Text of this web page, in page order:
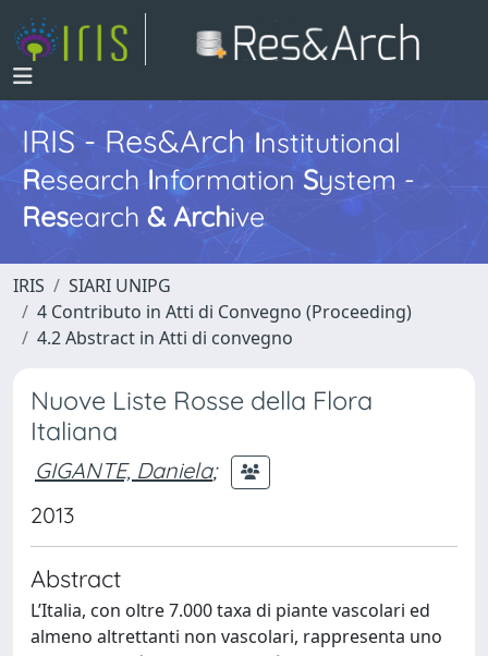
IRIS - Res&ArchInstitutional
Research InformationSystem -
Research & Archive
IRIS
SIARI UNIPG
4 Contributo in Atti di Convegno (Proceeding)
4.2 Abstract in Atti di convegno
Nuove Liste Rosse della Flora
Italiana
GIGANTE, Daniela;
2013
Abstract
L’Italia, con oltre 7.000 taxa di piante vascolari ed
almeno altrettanti non vascolari, rappresenta uno